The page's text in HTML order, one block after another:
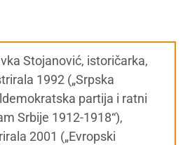
Stojanović, istoričarka,
1992 („Srpska
partija i ratni
Srbije 1912-1918“),
2001 („Evropski